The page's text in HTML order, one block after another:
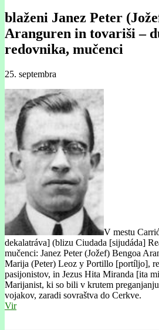
blaženi Janez Peter
Aranguren in tovariši –
redovnika, mučenci
25. septembra
V mestu
dekalatráva] (blizu Ciudada [sijudáda]
mučenci: Janez Peter (Jožef) Bengoa
Marija (Peter) Leoz y Portillo [portíljo],
pasijonistov, in Jezus Hita Miranda [ita
Marijanist, ki so bili v krutem
vojakov, zaradi sovraštva do Cerkve.
Vir